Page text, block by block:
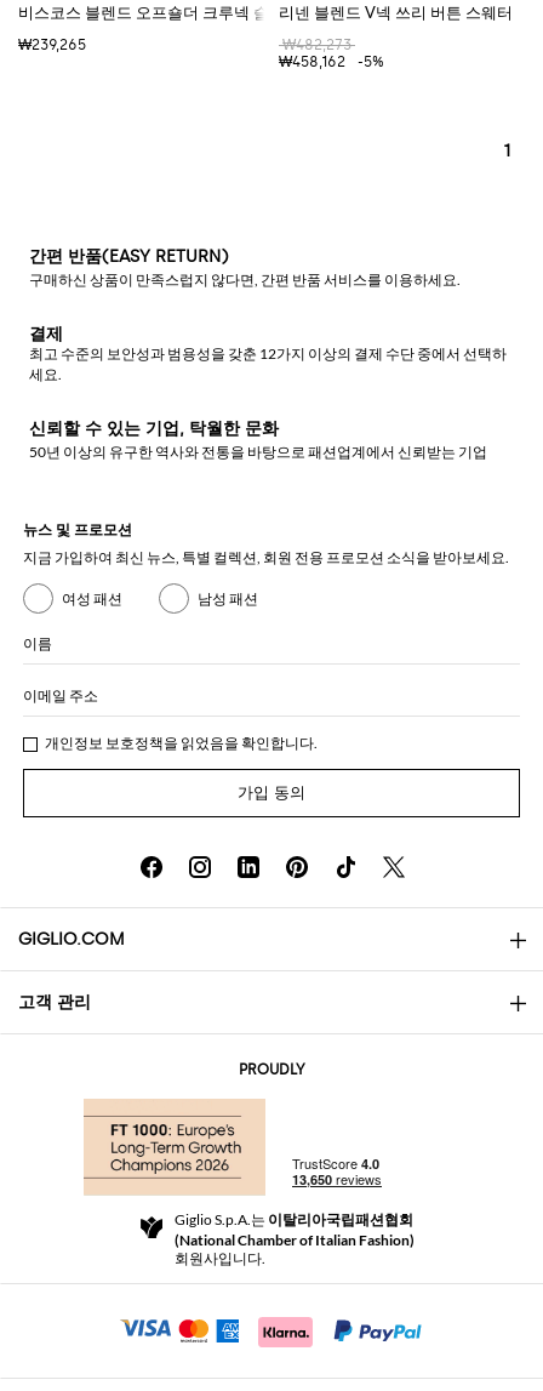
비스코스 블렌드 오프숄더 크루넥 슬림핏 탑
₩239,265
리넨 블렌드 V넥 쓰리 버튼 스웨터
₩482,273
₩458,162
-5%
1
간편 반품(EASY RETURN)
구매하신 상품이 만족스럽지 않다면, 간편 반품 서비스를 이용하세요.
결제
최고 수준의 보안성과 범용성을 갖춘 12가지 이상의 결제 수단 중에서 선택하
세요.
신뢰할 수 있는 기업, 탁월한 문화
50년 이상의 유구한 역사와 전통을 바탕으로 패션업계에서 신뢰받는 기업
뉴스 및 프로모션
지금 가입하여 최신 뉴스, 특별 컬렉션, 회원 전용 프로모션 소식을 받아보세요.
여성 패션 남성 패션
이름
이메일 주소
개인정보 보호정책을 읽었음을 확인합니다.
가입 동의
GIGLIO.COM
소개
Community Store
Beauty Seekers VIP Club
고객 관리
반품 및 환불
For a safe shopping experience
Security Communication
PROUDLY
Giglio S.p.A.는 이탈리아국립패션협회
(National Chamber of Italian Fashion)
회원사입니다.